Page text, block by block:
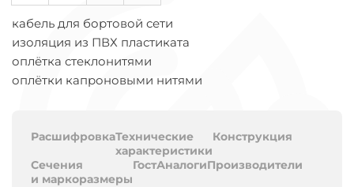
кабель для бортовой сети
изоляция из ПВХ пластиката
оплётка стеклонитями
оплётки капроновыми нитями
РасшифровкаТехнические
характеристики
Конструкция
Сечения
и маркоразмеры
ГостАналогиПроизводители